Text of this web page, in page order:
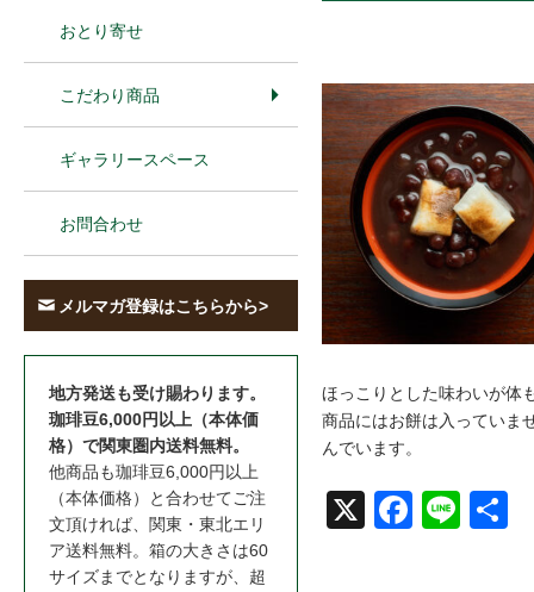
ほっこりとした味わいが体
商品にはお餅は入っていま
んでいます。
Face
Line
おとり寄せ
こだわり商品
ギャラリースペース
お問合わせ
メルマガ登録はこちらから>
地方発送も受け賜わります。
珈琲豆6,000円以上（本体価
格）で関東圏内送料無料。
他商品も珈琲豆6,000円以上
（本体価格）と合わせてご注
文頂ければ、関東・東北エリ
ア送料無料。箱の大きさは60
サイズまでとなりますが、超